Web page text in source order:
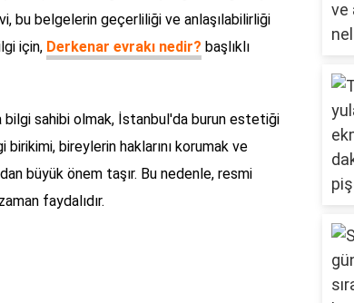
bu belgelerin geçerliliği ve anlaşılabilirliği
için, Derkenar evrakı nedir? başlıklı
bilgi sahibi olmak, İstanbul'da burun estetiği
bireylerin haklarını korumak ve
büyük önem taşır. Bu nedenle, resmi
faydalıdır.